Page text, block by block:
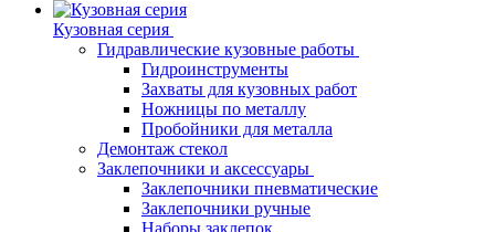
Кузовная серия
Гидравлические кузовные работы
Гидроинструменты
Захваты для кузовных работ
Ножницы по металлу
Пробойники для металла
Демонтаж стекол
Заклепочники и аксессуары
Заклепочники пневматические
Заклепочники ручные
Наборы заклепок